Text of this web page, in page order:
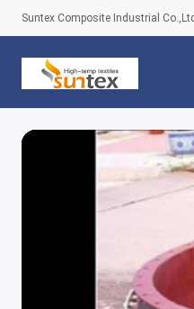
Suntex Composite Industrial